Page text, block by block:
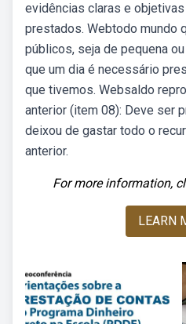
evidências claras e
prestados. Webtodo mundo
públicos, seja de pequena
que um dia é necessário
que tivemos. Websaldo
anterior (item 08): Deve ser
deixou de gastar todo o
anterior.
For more information,
LEARN